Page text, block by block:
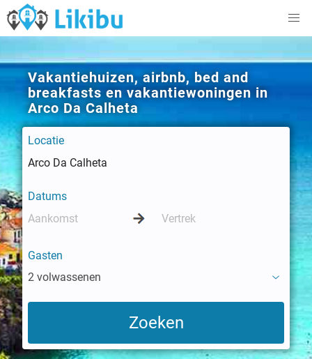
Vakantiehuizen, airbnb, bed and
breakfasts en vakantiewoningen in
Arco Da Calheta
Locatie
Datums
Gasten
2 volwassenen